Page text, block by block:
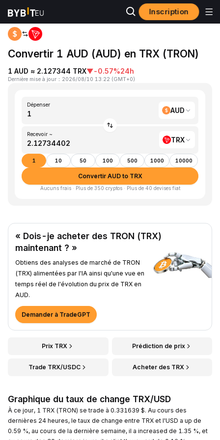
Inscription
Accueil AUD to TRX
Convertir 1 AUD (AUD) en TRX (TRON)
1 AUD ≈ 2.127344 TRX▼-0.57%24h
Dernière mise à jour ： 2026/08/10 13:22 (GMT+0)
Dépenser
AUD
Recevoir ~
TRX
1 10 50 100 500 1000 10000
Convertir AUD to TRX
Aucuns frais · Plus de 350 cryptos · Plus de 40 devises fiat
« Dois-je acheter des TRON (TRX)
maintenant ? »
Obtiens des analyses de marché de TRON
(TRX) alimentées par l'IA ainsi qu'une vue en
temps réel de l'évolution du prix de TRX en
AUD.
Demander à TradeGPT
Prix TRX Prédiction de prix
Trade TRX/USDC Acheter des TRX
Graphique du taux de change TRX/USD
À ce jour, 1 TRX (TRON) se trade à 0.331639 $. Au cours des
dernières 24 heures, le taux de change entre TRX et l'USD a up de
0.59 %, au cours de la dernière semaine, il a increased de 1.35 %, et